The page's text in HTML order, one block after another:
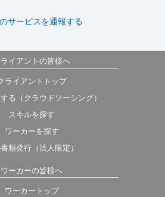
サービスを通報する
イアントの皆様へ
ライアントトップ
る（クラウドソーシング）
スキルを探す
ワーカーを探す
類発行（法人限定）
ワーカーの皆様へ
ワーカートップ